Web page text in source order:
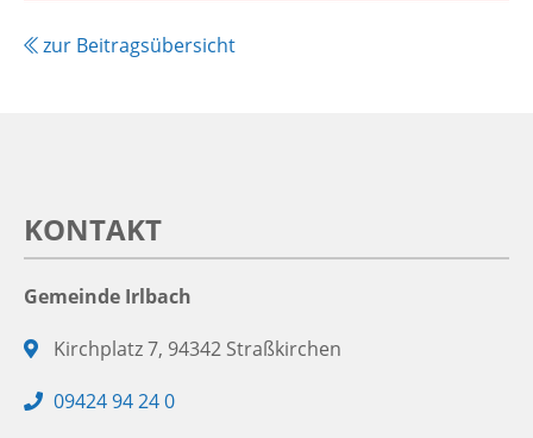
zur Beitragsübersicht
KONTAKT
Gemeinde Irlbach
Adresse:
Kirchplatz 7, 94342 Straßkirchen
Telefon:
09424 94 24 0